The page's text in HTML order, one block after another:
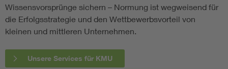
Wissensvorsprünge sichern – Normung ist wegweisend für
die Erfolgsstrategie und den Wettbewerbsvorteil von
kleinen und mittleren Unternehmen.
Unsere Services für KMU